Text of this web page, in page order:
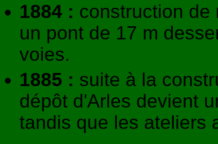
1884 : construction de
un pont de 17 m
voies.
1885 : suite à la
dépôt d'Arles devient
tandis que les ateliers